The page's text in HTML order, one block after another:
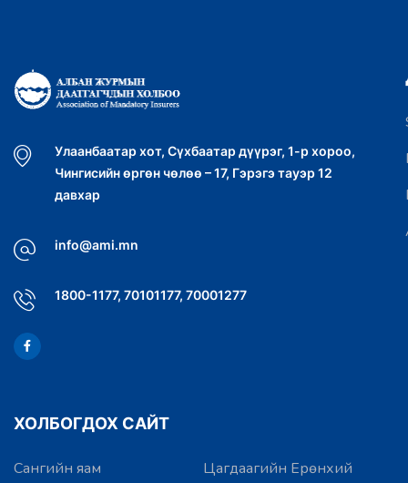
Улаанбаатар хот, Сүхбаатар дүүрэг, 1-р хороо,
Чингисийн өргөн чөлөө – 17, Гэрэгэ тауэр 12
давхар
info@ami.mn
1800-1177, 70101177, 70001277
ХОЛБОГДОХ САЙТ
Сангийн яам
Цагдаагийн Ерөнхий